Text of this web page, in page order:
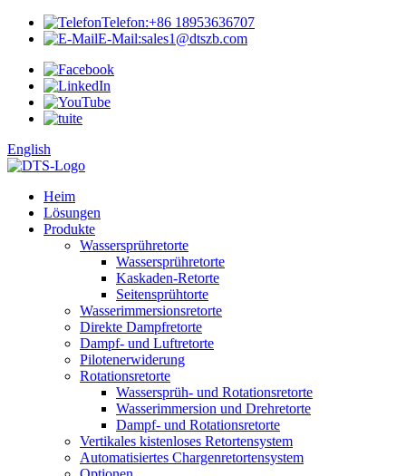
Telefon:+86 18953636707
E-Mail:sales1@dtszb.com
English
Heim
Lösungen
Produkte
Wassersprühretorte
Wassersprühretorte
Kaskaden-Retorte
Seitensprühtorte
Wasserimmersionsretorte
Direkte Dampfretorte
Dampf- und Luftretorte
Pilotenerwiderung
Rotationsretorte
Wassersprüh- und Rotationsretorte
Wasserimmersion und Drehretorte
Dampf- und Rotationsretorte
Vertikales kistenloses Retortensystem
Automatisiertes Chargenretortensystem